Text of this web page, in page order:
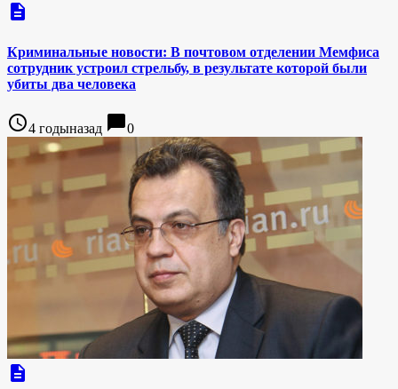
description
Криминальные новости: В почтовом отделении Мемфиса
сотрудник устроил стрельбу, в результате которой были
убиты два человека
access_time4 годыназад chat_bubble0
description